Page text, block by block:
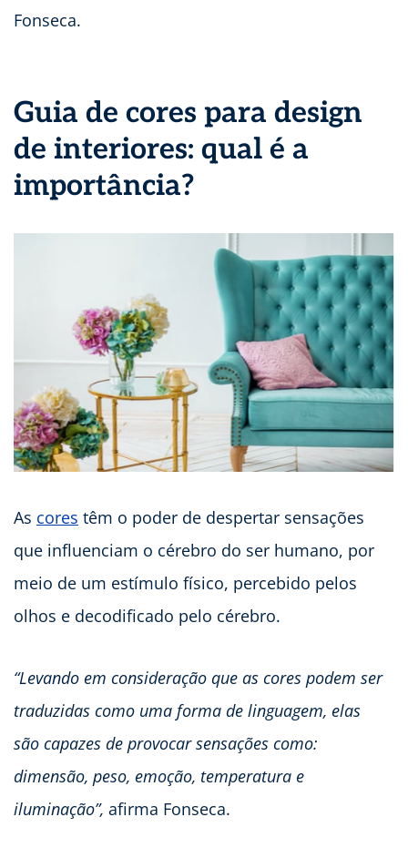
Fonseca.
Guia de cores para design
de interiores: qual é a
importância?
As cores têm o poder de despertar sensações
que influenciam o cérebro do ser humano, por
meio de um estímulo físico, percebido pelos
olhos e decodificado pelo cérebro.
“Levando em consideração que as cores podem ser
traduzidas como uma forma de linguagem, elas
são capazes de provocar sensações como:
dimensão, peso, emoção, temperatura e
iluminação”, afirma Fonseca.